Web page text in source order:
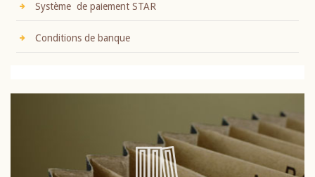
Système de paiement STAR
Conditions de banque